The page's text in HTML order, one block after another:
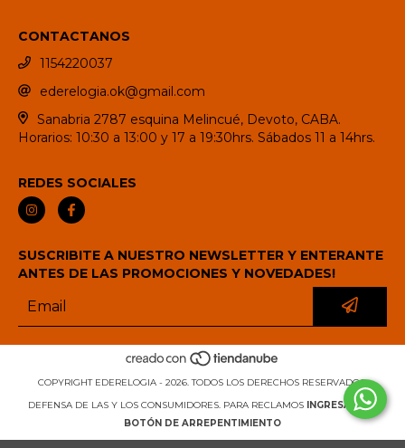
CONTACTANOS
1154220037
ederelogia.ok@gmail.com
Sanabria 2787 esquina Melincué, Devoto, CABA.
Horarios: 10:30 a 13:00 y 17 a 19:30hrs. Sábados 11 a 14hrs.
REDES SOCIALES
SUSCRIBITE A NUESTRO NEWSLETTER Y ENTERANTE
ANTES DE LAS PROMOCIONES Y NOVEDADES!
COPYRIGHT EDERELOGIA - 2026. TODOS LOS DERECHOS RESERVADOS.
DEFENSA DE LAS Y LOS CONSUMIDORES. PARA RECLAMOS INGRESÁ ACÁ.
BOTÓN DE ARREPENTIMIENTO